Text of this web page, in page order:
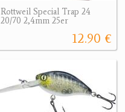
Rottweil Special Trap 24
20/70 2,4mm 25er
12.90 €